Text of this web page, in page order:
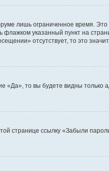
лишь ограниченное время. Это
флажком указанный пункт на
отсутствует, то это
«Да», то вы будете видны только
странице ссылку «Забыли